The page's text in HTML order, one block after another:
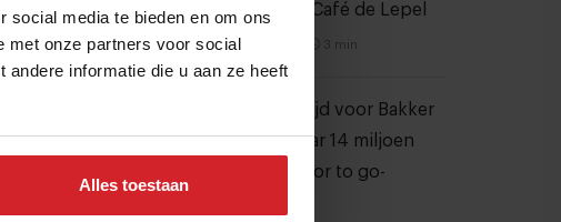
social media te bieden en om ons
met onze partners voor social
informatie die u aan ze heeft
Alles toestaan
uprestaurant Café de Lepel
4 augustus 2026 3 min
Dynamische tijd voor Bakker
Bart: van 9 naar 14 miljoen
bezoekers door to go-